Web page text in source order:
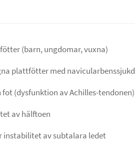
(barn, ungdomar, vuxna)
plattfötter med
fot (dysfunktion av Achilles-tendonen)
av hälftoen
instabilitet av subtalara ledet